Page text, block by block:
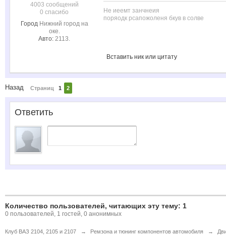
4003 сообщений
0 спасибо
Город Нижний город на
оке.
Авто: 2113.
Не иеемт занчнеия
поряодк рсапожоленя бкув в солве
Вставить ник или цитату
Назад Страниц 1 2
Ответить
Количество пользователей, читающих эту тему: 1
0 пользователей, 1 гостей, 0 анонимных
Клуб ВАЗ 2104, 2105 и 2107 → Ремзона и тюнинг компонентов автомобиля →